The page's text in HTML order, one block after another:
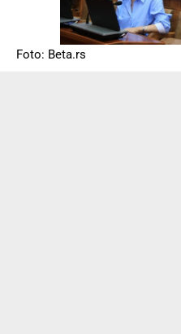
Foto: Beta.rs